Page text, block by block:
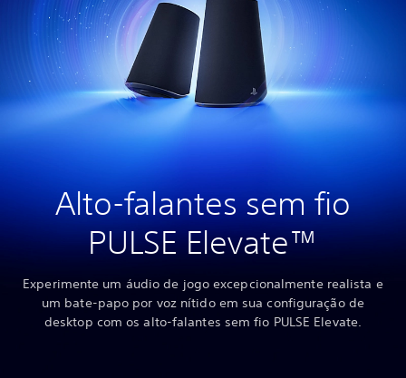
Alto-falantes sem fio
PULSE Elevate™
Experimente um áudio de jogo excepcionalmente realista e
um bate-papo por voz nítido em sua configuração de
desktop com os alto-falantes sem fio PULSE Elevate.